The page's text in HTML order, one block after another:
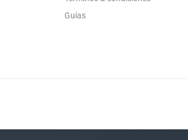
Guías